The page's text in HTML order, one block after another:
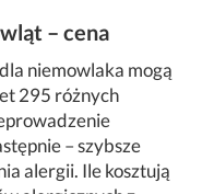
– cena
niemowlaka mogą
295 różnych
– szybsze
alergii. Ile kosztują